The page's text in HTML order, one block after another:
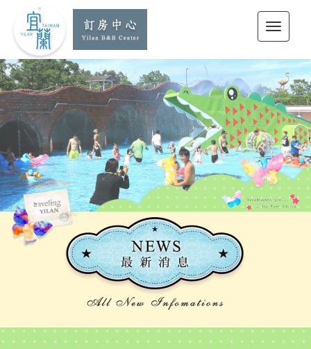
宜蘭訂房中心